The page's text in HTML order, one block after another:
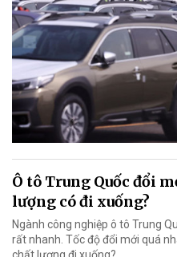
Ô tô Trung Quốc đổi
lượng có đi xuống?
Ngành công nghiệp ô tô Trung
rất nhanh. Tốc độ đổi mới quá
chất lượng đi xuống?